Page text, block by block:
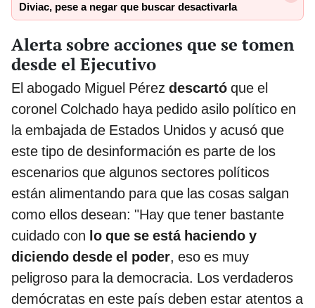
Diviac, pese a negar que buscar desactivarla
Alerta sobre acciones que se tomen
desde el Ejecutivo
El abogado Miguel Pérez descartó que el
coronel Colchado haya pedido asilo político en
la embajada de Estados Unidos y acusó que
este tipo de desinformación es parte de los
escenarios que algunos sectores políticos
están alimentando para que las cosas salgan
como ellos desean: "Hay que tener bastante
cuidado con lo que se está haciendo y
diciendo desde el poder, eso es muy
peligroso para la democracia. Los verdaderos
demócratas en este país deben estar atentos a